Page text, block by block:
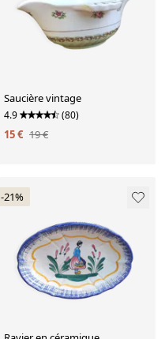
Saucière vintage
4.9 (80)
15 € 19 €
-21%